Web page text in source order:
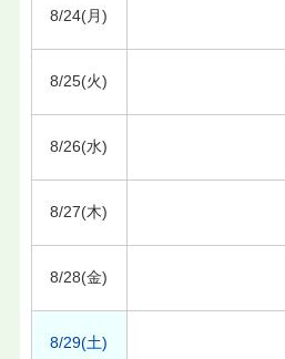
8/24(月)
8/25(火)
8/26(水)
8/27(木)
8/28(金)
8/29(土)